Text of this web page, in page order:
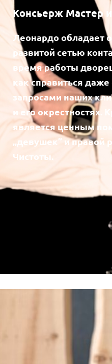
Консьерж Мастер
Леонардо обладает
развитой сетью
время работы
как справиться
запросами наших
и его окрестностях.
является ценным
„девушек” и правой
Чистоты.